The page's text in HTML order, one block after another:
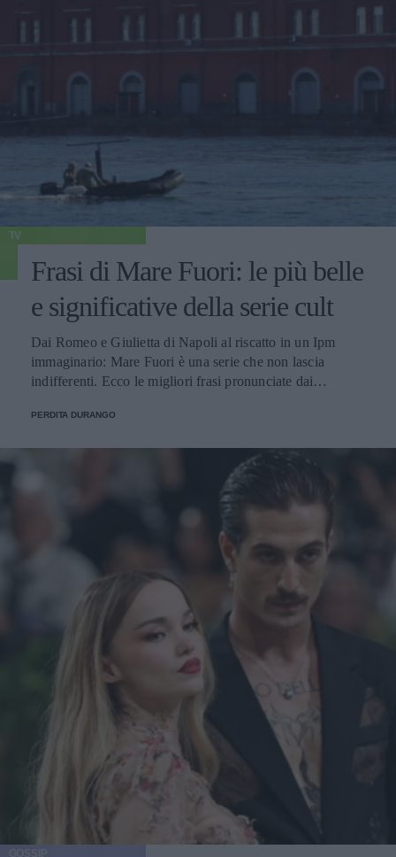
TV
Frasi di Mare Fuori: le più belle
e significative della serie cult
Dai Romeo e Giulietta di Napoli al riscatto in un Ipm
immaginario: Mare Fuori è una serie che non lascia
indifferenti. Ecco le migliori frasi pronunciate dai
PERDITA DURANGO